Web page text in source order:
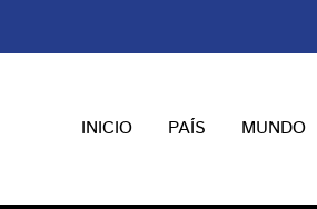
INICIO PAÍS MUNDO